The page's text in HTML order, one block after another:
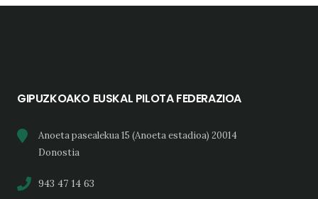
GIPUZKOAKO EUSKAL PILOTA FEDERAZIOA
Anoeta pasealekua 15 (Anoeta estadioa) 20014
Donostia
943 47 14 63